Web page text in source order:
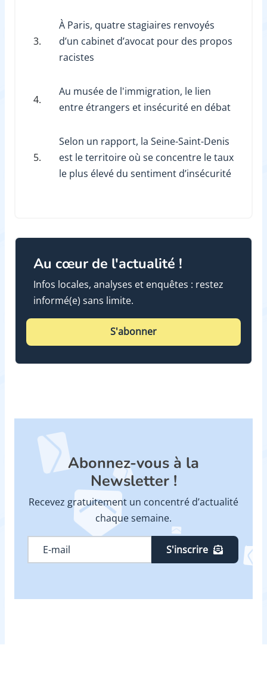
3.
À Paris, quatre stagiaires renvoyés
d’un cabinet d’avocat pour des propos
racistes
4.
Au musée de l'immigration, le lien
entre étrangers et insécurité en débat
5.
Selon un rapport, la Seine-Saint-Denis
est le territoire où se concentre le taux
le plus élevé du sentiment d’insécurité
Au cœur de l'actualité !
Infos locales, analyses et enquêtes : restez
informé(e) sans limite.
S'abonner
Abonnez-vous à la
Newsletter !
Recevez gratuitement un concentré d’actualité
chaque semaine.
S'inscrire